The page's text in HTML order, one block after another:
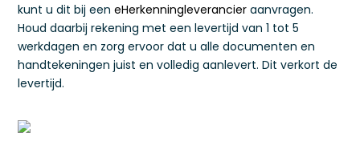
kunt u dit bij eeneHerkenningleverancier aanvragen.
Houd daarbij rekening met een levertijd van 1 tot 5
werkdagen en zorg ervoor dat u alle documenten en
handtekeningen juist en volledig aanlevert. Dit verkort de
levertijd.